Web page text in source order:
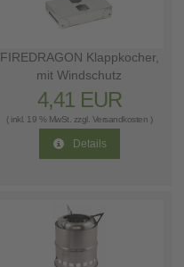
FIREDRAGON Klappkocher,
mit Windschutz
4,41 EUR
( inkl. 19 % MwSt. zzgl. Versandkosten )
Details